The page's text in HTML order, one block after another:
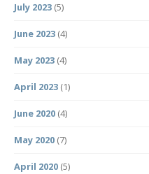
July 2023 (5)
June 2023 (4)
May 2023 (4)
April 2023 (1)
June 2020 (4)
May 2020 (7)
April 2020 (5)